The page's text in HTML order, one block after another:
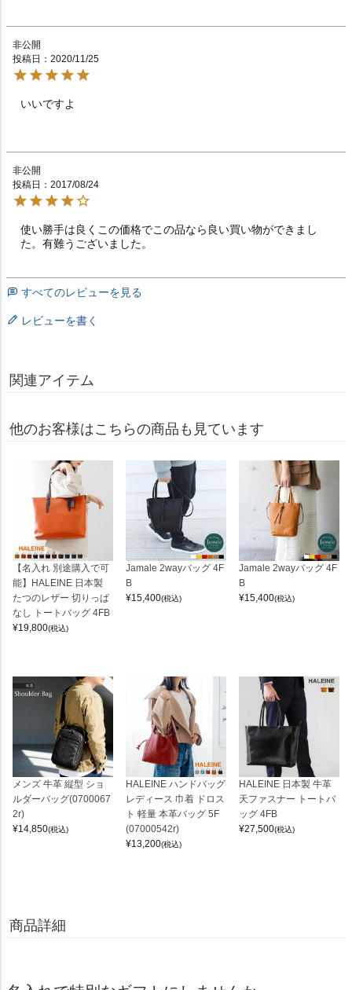
非公開
投稿日
2020/11/25
いいですよ
非公開
投稿日
2017/08/24
使い勝手は良くこの価格でこの品なら良い買い物ができまし
た。有難うございました。
すべてのレビューを見る
レビューを書く
関連アイテム
他のお客様はこちらの商品も見ています
【名入れ 別途購入で可
能】HALEINE 日本製
たつのレザー 切りっぱ
なし トートバッグ 4FB
¥19,800(税込)
Jamale 2wayバッグ 4F
B
¥15,400(税込)
Jamale 2wayバッグ 4F
B
¥15,400(税込)
メンズ 牛革 縦型 ショ
ルダーバッグ(0700067
2r)
¥14,850(税込)
HALEINE ハンドバッグ
レディース 巾着 ドロス
ト 軽量 本革バッグ 5F
(07000542r)
¥13,200(税込)
HALEINE 日本製 牛革
天ファスナー トートバ
ッグ 4FB
¥27,500(税込)
商品詳細